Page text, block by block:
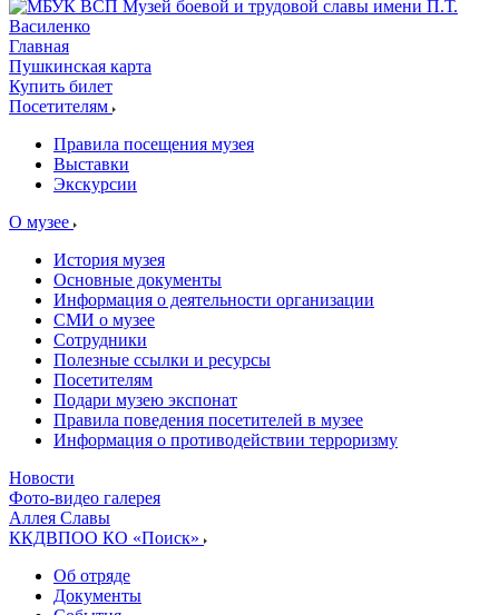
Главная
Пушкинская карта
Купить билет
Посетителям
Правила посещения музея
Выставки
Экскурсии
О музее
История музея
Основные документы
Информация о деятельности организации
СМИ о музее
Сотрудники
Полезные ссылки и ресурсы
Посетителям
Подари музею экспонат
Правила поведения посетителей в музее
Информация о противодействии терроризму
Новости
Фото-видео галерея
Аллея Славы
ККДВПОО КО «Поиск»
Об отряде
Документы